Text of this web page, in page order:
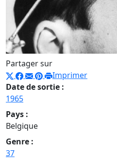
Partager sur
Imprimer
Date de sortie :
1965
Pays :
Belgique
Genre :
37